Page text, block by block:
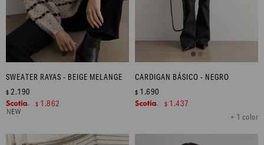
SWEATER RAYAS - BEIGE MELANGE
$ 2.190
$ 1.862
CARDIGAN BÁSICO - NEGRO
+ 1 color
$ 1.690
$ 1.437